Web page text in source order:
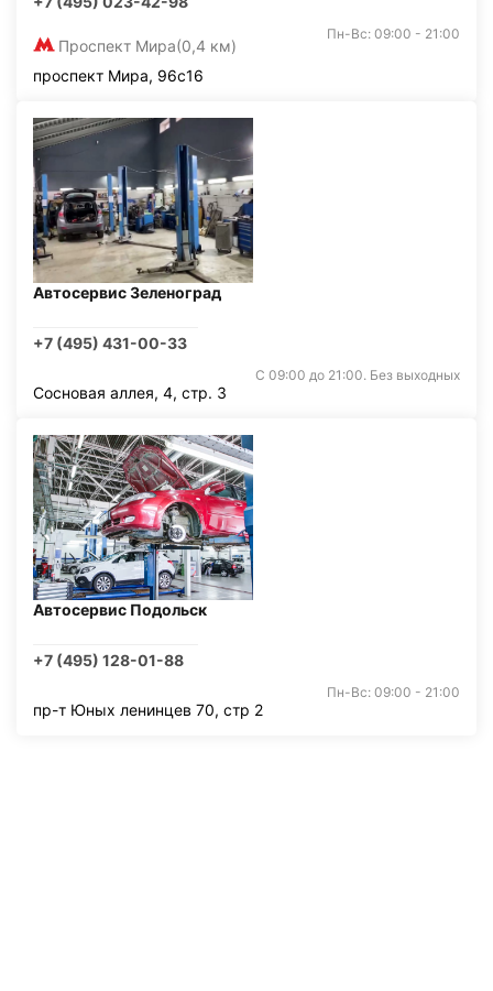
Проспект Мира(0,4 км)
Пн-Вс: 09:00 - 21:00
проспект Мира, 96с16
Автосервис Зеленоград
+7 (495) 431-00-33
С 09:00 до 21:00. Без выходных
Сосновая аллея, 4, стр. 3
Автосервис Подольск
+7 (495) 128-01-88
Пн-Вс: 09:00 - 21:00
пр-т Юных ленинцев 70, стр 2